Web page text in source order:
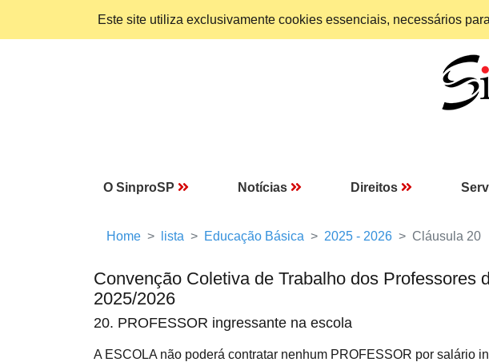
Este site utiliza exclusivamente cookies essenciais, necessários
O SinproSP Notícias Direitos
Home lista Educação Básica 2025 - 2026 Cláusula 20
Convenção Coletiva de Trabalho dos Professores
2025/2026
20. PROFESSOR ingressante na escola
A ESCOLA não poderá contratar nenhum PROFESSOR por salário